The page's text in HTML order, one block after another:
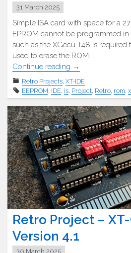
31 March 2025
Simple ISA card with space for a
EPROM cannot be programmed
such as the XGecu T48 is required
used to erase the ROM.
Continue reading "Retro
Projekt
–
Mini
ISA
Rom
Karte"
→
Retro Projects XT-IDE
EEPROM IDE is Project Retro rom
Retro Project –
Version 4.1
30 March 2025